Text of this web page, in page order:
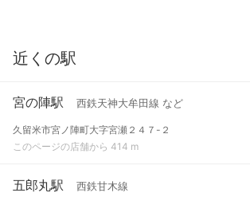
近くの駅
宮の陣駅 西鉄天神大牟田線 など
久留米市宮ノ陣町大字宮瀬２４７-２
このページの店舗から 414 m
五郎丸駅 西鉄甘木線